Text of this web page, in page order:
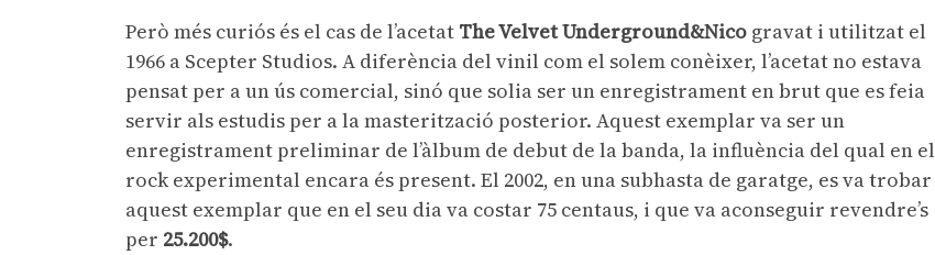
Però més curiós és el cas de l’acetat The Velvet Underground&Nico gravat i utilitzat el
1966 a Scepter Studios. A diferència del vinil com el solem conèixer, l’acetat no estava
pensat per a un ús comercial, sinó que solia ser un enregistrament en brut que es feia
servir als estudis per a la masterització posterior. Aquest exemplar va ser un
enregistrament preliminar de l’àlbum de debut de la banda, la influència del qual en el
rock experimental encara és present. El 2002, en una subhasta de garatge, es va trobar
aquest exemplar que en el seu dia va costar 75 centaus, i que va aconseguir revendre’s
per 25.200$.